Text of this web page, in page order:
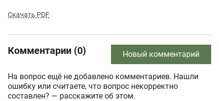
Скачать PDF
Комментарии (0) Новый комментарий
На вопрос ещё не добавлено комментариев. Нашли
ошибку или считаете, что вопрос некорректно
составлен? — расскажите об этом.